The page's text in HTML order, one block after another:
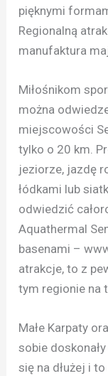
pięknymi
Regionalną
manufaktura
Miłośnikom
można
miejscowości
tylko o 20 km.
jeziorze, jazdę
łódkami lub
odwiedzić
Aquathermal
basenami –
atrakcje, to z
tym regionie na
Małe Karpaty
sobie
się na dłużej i